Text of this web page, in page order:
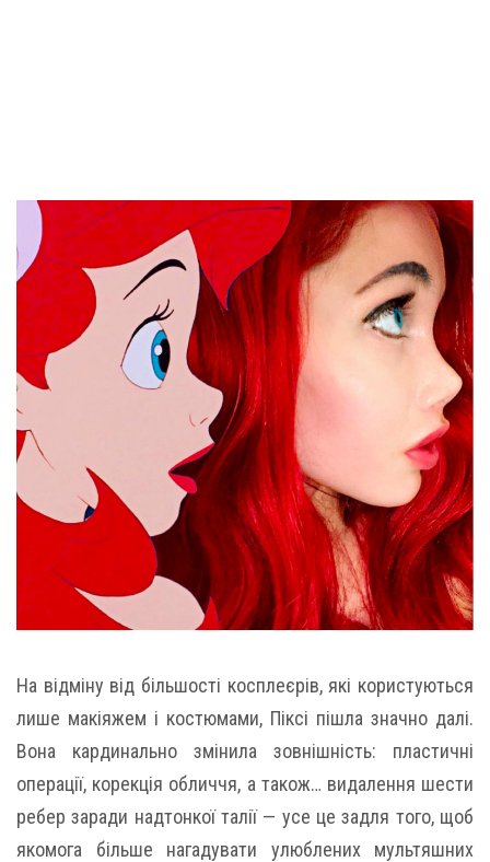
На відміну від більшості косплеєрів, які користуються
лише макіяжем і костюмами, Піксі пішла значно далі.
Вона кардинально змінила зовнішність: пластичні
операції, корекція обличчя, а також… видалення шести
ребер заради надтонкої талії — усе це задля того, щоб
якомога більше нагадувати улюблених мультяшних